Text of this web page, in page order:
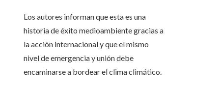
Los autores informan que esta es una
historia de éxito medioambiente gracias a
la acción internacional y que el mismo
nivel de emergencia y unión debe
encaminarse a bordear el clima climático.